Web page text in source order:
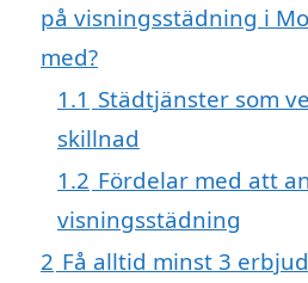
på visningsstädning i
med?
1.1 Städtjänster som
skillnad
1.2 Fördelar med att
visningsstädning
2 Få alltid minst 3